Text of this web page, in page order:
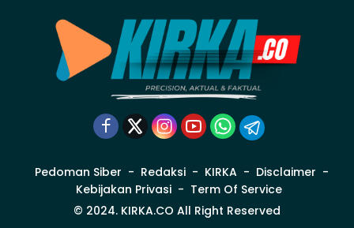
Pedoman Siber Redaksi KIRKA
Disclaimer
Kebijakan Privasi
Term Of Service
© 2024. KIRKA.CO All Right Reserved